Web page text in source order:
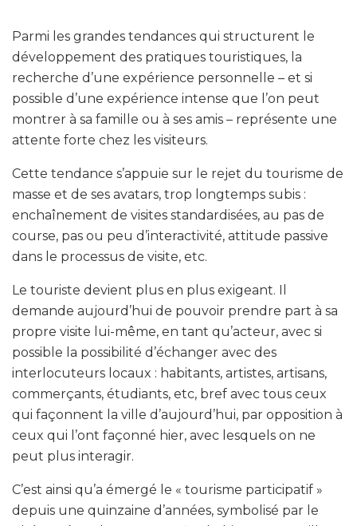
Parmi les grandes tendances qui structurent le
développement des pratiques touristiques, la
recherche d’une expérience personnelle – et si
possible d’une expérience intense que l’on peut
montrer à sa famille ou à ses amis – représente une
attente forte chez les visiteurs.
Cette tendance s’appuie sur le rejet du tourisme de
masse et de ses avatars, trop longtemps subis :
enchaînement de visites standardisées, au pas de
course, pas ou peu d’interactivité, attitude passive
dans le processus de visite, etc.
Le touriste devient plus en plus exigeant. Il
demande aujourd’hui de pouvoir prendre part à sa
propre visite lui-même, en tant qu’acteur, avec si
possible la possibilité d’échanger avec des
interlocuteurs locaux : habitants, artistes, artisans,
commerçants, étudiants, etc, bref avec tous ceux
qui façonnent la ville d’aujourd’hui, par opposition à
ceux qui l’ont façonné hier, avec lesquels on ne
peut plus interagir.
C’est ainsi qu’a émergé le « tourisme participatif »
depuis une quinzaine d’années, symbolisé par le